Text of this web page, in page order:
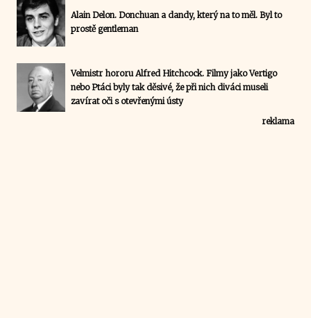
Alain Delon. Donchuan a dandy, který na to měl. Byl to
prostě gentleman
Velmistr hororu Alfred Hitchcock. Filmy jako Vertigo
nebo Ptáci byly tak děsivé, že při nich diváci museli
zavírat oči s otevřenými ústy
reklama